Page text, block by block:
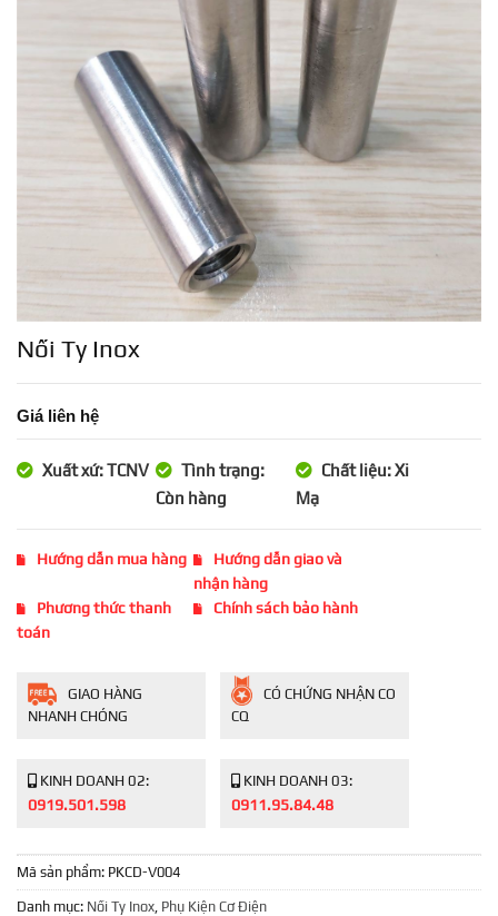
Nối Ty Inox
Giá liên hệ
Xuất xứ: TCNV
Tình trạng:
Còn hàng
Chất liệu: Xi
Mạ
Hướng dẫn mua hàng
Hướng dẫn giao và
nhận hàng
Phương thức thanh
toán
Chính sách bảo hành
GIAO HÀNG
NHANH CHÓNG
CÓ CHỨNG NHẬN CO
CQ
KINH DOANH 02:
0919.501.598
KINH DOANH 03:
0911.95.84.48
Mã sản phẩm: PKCD-V004
Danh mục: Nối Ty Inox Phụ Kiện Cơ Điện